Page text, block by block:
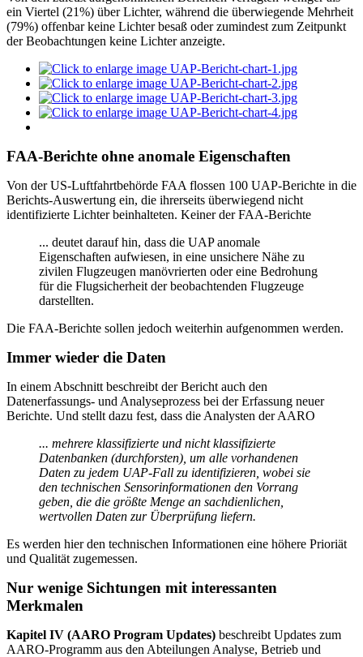
ein Viertel (21%) über Lichter, während die überwiegende Mehrheit
(79%) offenbar keine Lichter besaß oder zumindest zum Zeitpunkt
der Beobachtungen keine Lichter anzeigte.
FAA-Berichte ohne anomale Eigenschaften
Von der US-Luftfahrtbehörde FAA flossen 100 UAP-Berichte in die
Berichts-Auswertung ein, die ihrerseits überwiegend nicht
identifizierte Lichter beinhalteten. Keiner der FAA-Berichte
... deutet darauf hin, dass die UAP anomale
Eigenschaften aufwiesen, in eine unsichere Nähe zu
zivilen Flugzeugen manövrierten oder eine Bedrohung
für die Flugsicherheit der beobachtenden Flugzeuge
darstellten.
Die FAA-Berichte sollen jedoch weiterhin aufgenommen werden.
Immer wieder die Daten
In einem Abschnitt beschreibt der Bericht auch den
Datenerfassungs- und Analyseprozess bei der Erfassung neuer
Berichte. Und stellt dazu fest, dass die Analysten der AARO
... mehrere klassifizierte und nicht klassifizierte
Datenbanken (durchforsten), um alle vorhandenen
Daten zu jedem UAP-Fall zu identifizieren, wobei sie
den technischen Sensorinformationen den Vorrang
geben, die die größte Menge an sachdienlichen,
wertvollen Daten zur Überprüfung liefern.
Es werden hier den technischen Informationen eine höhere Prioriät
und Qualität zugemessen.
Nur wenige Sichtungen mit interessanten
Merkmalen
Kapitel IV (AARO Program Updates) beschreibt Updates zum
AARO-Programm aus den Abteilungen Analyse, Betrieb und